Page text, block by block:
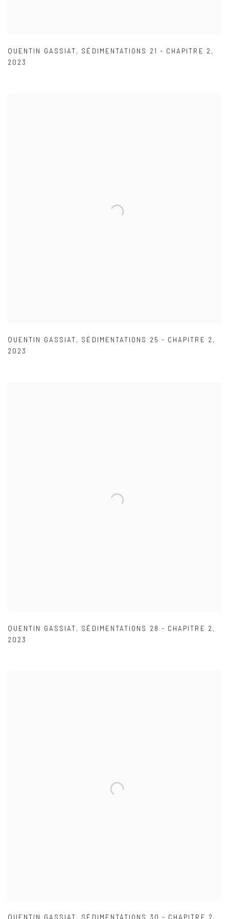
QUENTIN GASSIAT, SÉDIMENTATIONS 21 - CHAPITRE 2,
2023
QUENTIN GASSIAT, SÉDIMENTATIONS 25 - CHAPITRE 2,
2023
QUENTIN GASSIAT, SÉDIMENTATIONS 28 - CHAPITRE 2,
2023